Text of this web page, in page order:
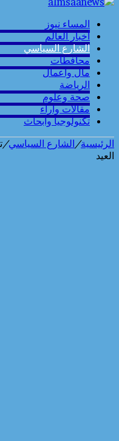
المساء نيوز
أخبار العالم
الشارع السياسي
محافطات
مال واعمال
الرياضة
صحة وعلوم
مقالات وارآء
تكنولوجيا وابحاث
الرئيسية/الشارع السياسي/
العيد